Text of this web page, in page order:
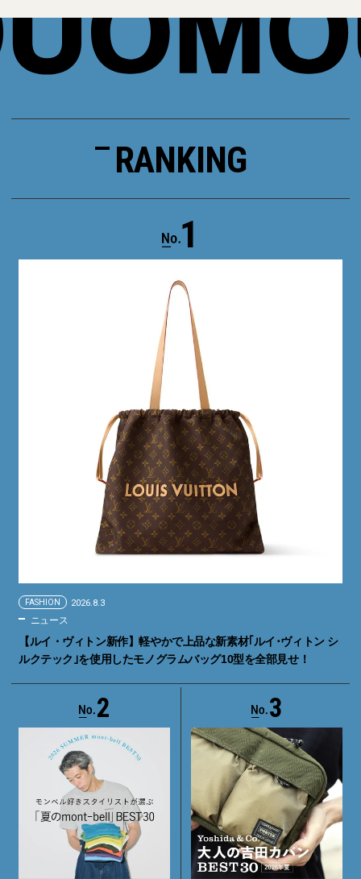
RANKING
1
FASHION 2026.8.3
ニュース
【ルイ・ヴィトン新作】軽やかで上品な新素材｢ルイ･ヴィトン シ
ルクテック｣を使用したモノグラムバッグ10型を全部見せ！
2 3